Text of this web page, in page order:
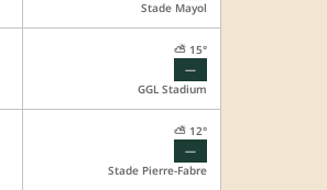
Stade Mayol
⛅ 15°
—
GGL Stadium
⛅ 12°
—
Stade Pierre-Fabre